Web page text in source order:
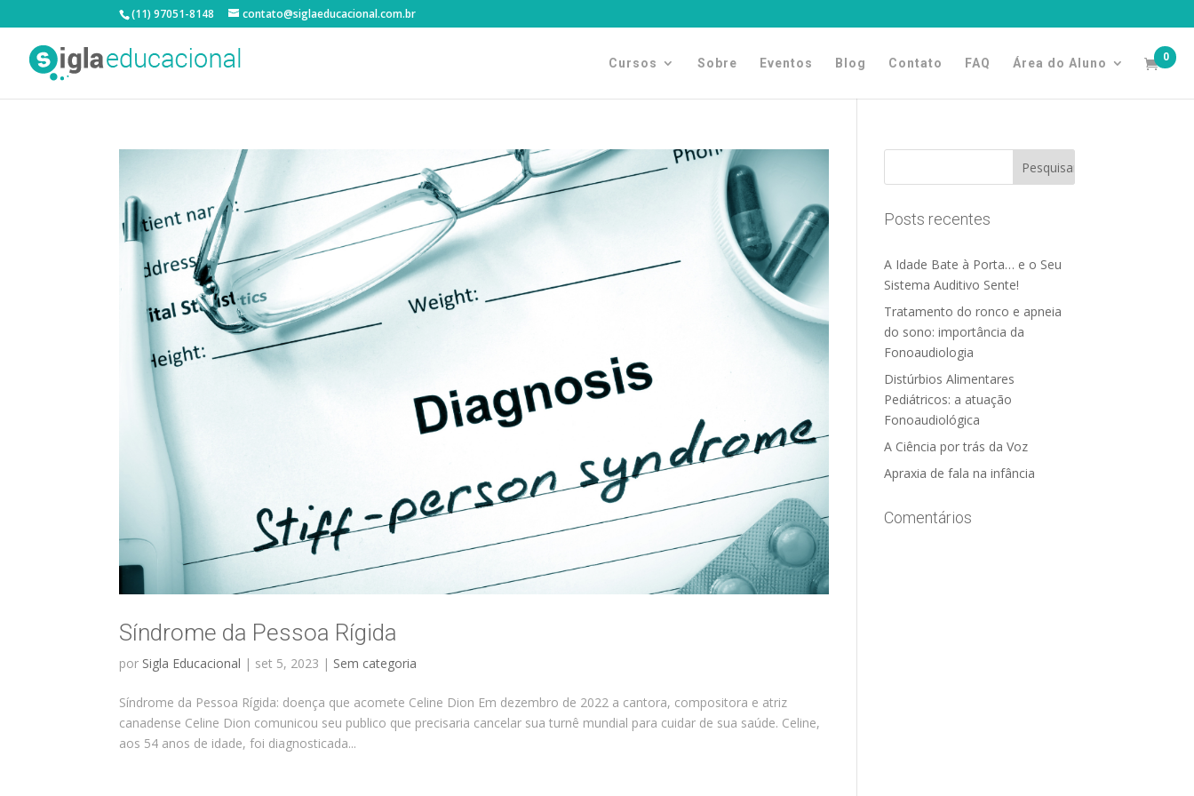
(11) 97051-8148 contato@siglaeducacional.com.br
Cursos Sobre Eventos Blog Contato FAQ Área do Aluno 0
Síndrome da Pessoa Rígida
por Sigla Educacional | set 5, 2023 | Sem categoria
Síndrome da Pessoa Rígida: doença que acomete Celine Dion Em dezembro de 2022 a cantora, compositora e atriz
canadense Celine Dion comunicou seu publico que precisaria cancelar sua turnê mundial para cuidar de sua saúde. Celine,
aos 54 anos de idade, foi diagnosticada...
Posts recentes
A Idade Bate à Porta… e o Seu
Sistema Auditivo Sente!
Tratamento do ronco e apneia
do sono: importância da
Fonoaudiologia
Distúrbios Alimentares
Pediátricos: a atuação
Fonoaudiológica
A Ciência por trás da Voz
Apraxia de fala na infância
Comentários